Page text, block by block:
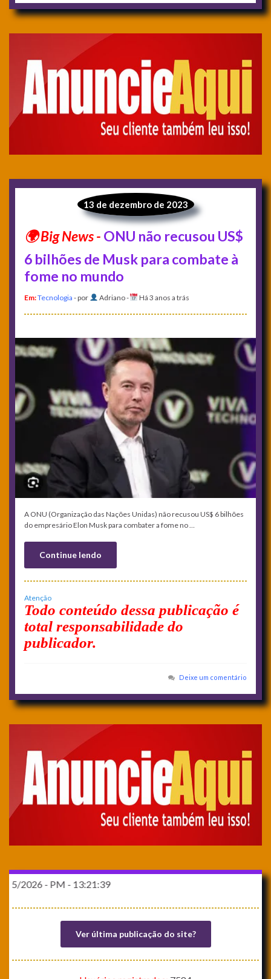
13 de dezembro de 2023
ONU não recusou US$
6 bilhões de Musk para combate à
fome no mundo
Em:Tecnologia - por Adriano- Há 3 anos a trás
A ONU (Organização das Nações Unidas) não recusou US$ 6 bilhões
do empresário Elon Musk para combater a fome no …
Continue lendo
Atenção
Todo conteúdo dessa publicação é
total responsabilidade do
publicador.
Deixe um comentário
- PM - 13:21:39
Ver última publicação do site?